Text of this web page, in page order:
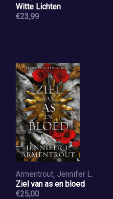
Witte Lichten
€23,99
Armentrout, Jennifer L.
Ziel van as en bloed
€25,00